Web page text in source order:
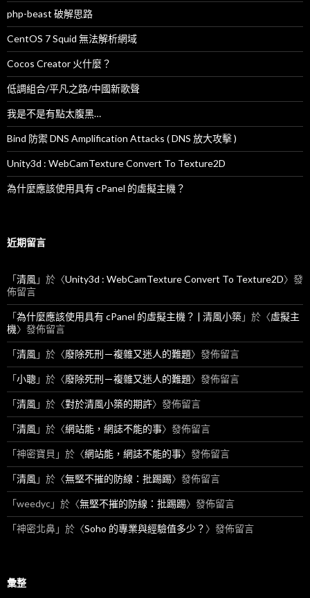
php-beast 破解思路
CentOS 7 Squid 無法解析網域
Cocos Creator 火什麼？
低調組合/平凡之路/中國新歌聲
我是不是有點太腹黑…
Bind 防禦 DNS Amplification Attacks ( DNS 放大攻擊 )
Unity3d : WebCamTexture Convert To Texture2D
為什麼應該使用具有 cPanel 的虛擬主機？
近期留言
「清風」於〈Unity3d : WebCamTexture Convert To Texture2D〉發
佈留言
「為什麼應該使用具有 cPanel 的虛擬主機？ | 清風小築」於〈虛擬主
機〉發佈留言
「清風」於〈廢除死刑－複雜又迷人的難題〉發佈留言
「小聰 」於〈廢除死刑－複雜又迷人的難題〉發佈留言
「清風」於〈對於清風小築的期許〉發佈留言
「清風」於〈網站能，網誌不能的事〉發佈留言
「神密寶貝 」於〈網站能，網誌不能的事〉發佈留言
「清風」於〈無堅不摧的防線：批踢踢〉發佈留言
「weedyc」於〈無堅不摧的防線：批踢踢〉發佈留言
「神密北鼻」於〈Soho 的專業與經驗值多少？ 〉發佈留言
彙整